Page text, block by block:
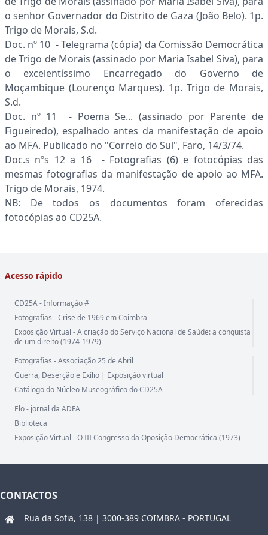
o senhor Governador do Distrito de Gaza (João Belo). 1p.
Trigo de Morais, S.d.
Doc. nº 10 - Telegrama (cópia) da Comissão Democrática
de Trigo de Morais (assinado por Maria Isabel Siva), para
o excelentíssimo Encarregado do Governo de
Moçambique (Lourenço Marques). 1p. Trigo de Morais,
S.d.
Doc. nº 11 - Poema Se... (assinado por Parente de
Figueiredo), espalhado antes da manifestação de apoio
ao MFA. Publicado no "Correio do Sul", Faro, 14/3/74.
Doc.s nºs 12 a 16 - Fotografias (6) e fotocópias das
mesmas fotografias da manifestação de apoio ao MFA.
Trigo de Morais, 1974.
NB: De todos os documentos foram oferecidas
fotocópias ao CD25A.
Acesso rápido
CD25A - Informação #
Fotografias - Crise de 1969 em Coimbra
Exposição Virtual - A criação do Serviço Nacional de Saúde: a conquista
de um direito (1974-1979)
Fotografias - Associação 25 de Abril
Guerra, Deserção e Exílio | Exposição virtual
Catálogo do Núcleo Museográfico do CD25A
Elo - jornal da ADFA
Biblioteca
Exposição Virtual - O III Congresso da Oposição Democrática (1973)
CONTACTOS
Rua da Sofia, 138 | 3000-389 COIMBRA - PORTUGAL